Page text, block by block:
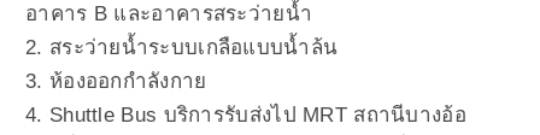
อาคาร B และอาคารสระว่ายน้ำ
2. สระว่ายน้ำระบบเกลือแบบน้ำล้น
3. ห้องออกกำลังกาย
4. Shuttle Bus บริการรับส่งไป MRT สถานีบางอ้อ